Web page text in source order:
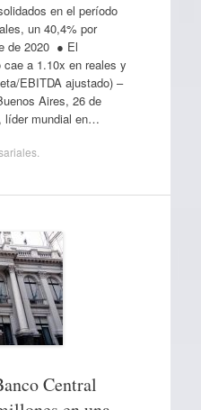
en el período
un 40,4% por
de 2020 ● El
a 1.10x en reales y
EBITDA ajustado) –
Aires, 26 de
líder mundial en…
.
Central